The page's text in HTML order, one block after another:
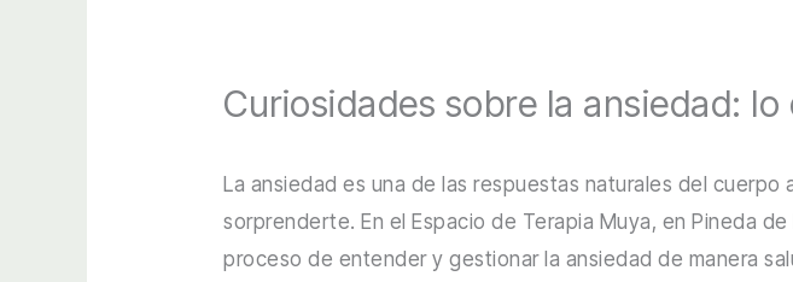
Curiosidades sobre la ansiedad:
La ansiedad es una de las respuestas naturales del
sorprenderte. En el Espacio de Terapia Muya, en Pineda
proceso de entender y gestionar la ansiedad de manera